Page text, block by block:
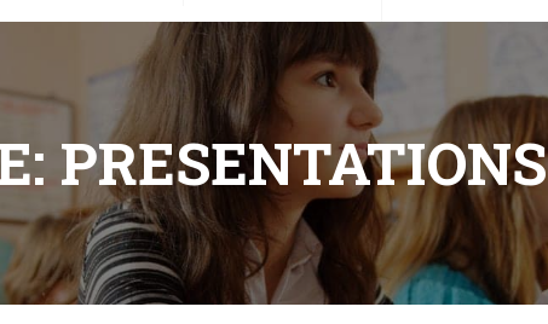
PRESENTATIONS